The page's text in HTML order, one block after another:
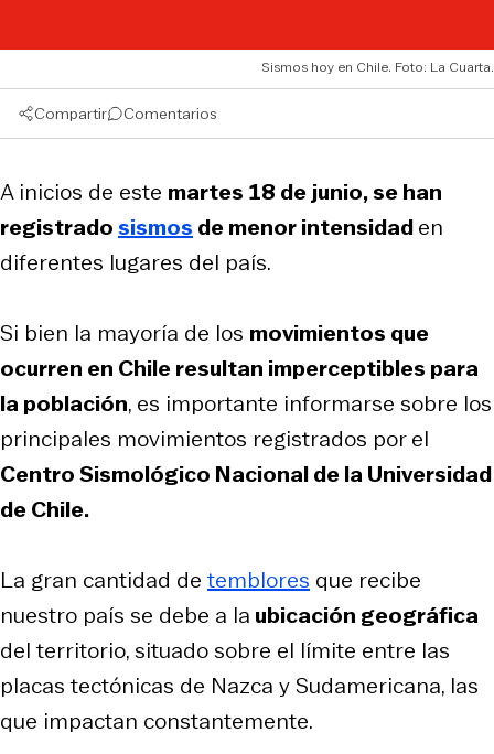
Sismos hoy en Chile. Foto: La Cuarta.
Compartir Comentarios
A inicios de este martes 18 de junio, se han
registradosismos de menor intensidaden
diferentes lugares del país.
Si bien la mayoría de los movimientos que
ocurren en Chile resultan imperceptibles para
la población, es importante informarse sobre los
principales movimientos registrados por el
Centro Sismológico Nacional de la Universidad
de Chile.
La gran cantidad detemblores que recibe
nuestro país se debe a la ubicación geográfica
del territorio, situado sobre el límite entre las
placas tectónicas de Nazca y Sudamericana, las
que impactan constantemente.